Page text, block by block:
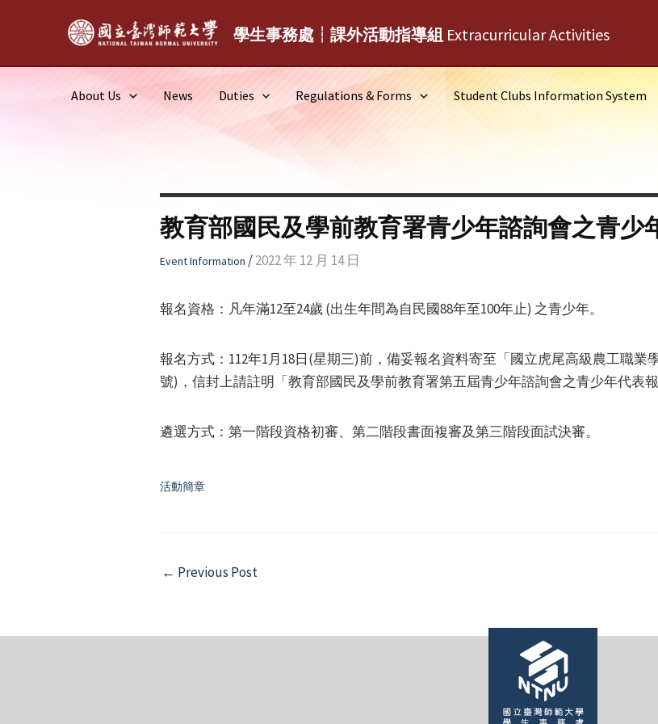
學生事務處┆課外活動指導組 Extracurricular Activities
About Us News Duties Regulations & Forms Student Clubs Information System
教育部國民及學前教育署青少年諮詢會之青少
Event Information /2022 年 12 月 14 日
報名資格：凡年滿12至24歲 (出生年間為自民國88年至100年止) 之青少年。
報名方式：112年1月18日(星期三)前，備妥報名資料寄至「國立虎尾高級農工職業
號)，信封上請註明「教育部國民及學前教育署第五屆青少年諮詢會之青少年代表報
遴選方式：第一階段資格初審、第二階段書面複審及第三階段面試決審。
活動簡章
Post
← Previous Post